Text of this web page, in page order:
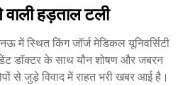
हड़ताल टली
में स्थित किंग जॉर्ज मेडिकल यूनिवर्सिटी
डॉक्टर के साथ यौन शोषण और जबरन
से जुड़े विवाद में राहत भरी खबर आई है।